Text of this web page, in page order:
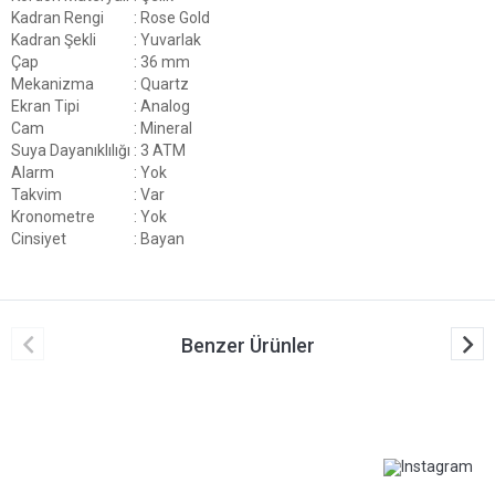
Kadran Rengi
: Rose Gold
Kadran Şekli
: Yuvarlak
Çap
: 36 mm
Mekanizma
: Quartz
Ekran Tipi
: Analog
Cam
: Mineral
Suya Dayanıklılığı : 3 ATM
Alarm
: Yok
Takvim
: Var
Kronometre
: Yok
Cinsiyet
: Bayan
Benzer Ürünler